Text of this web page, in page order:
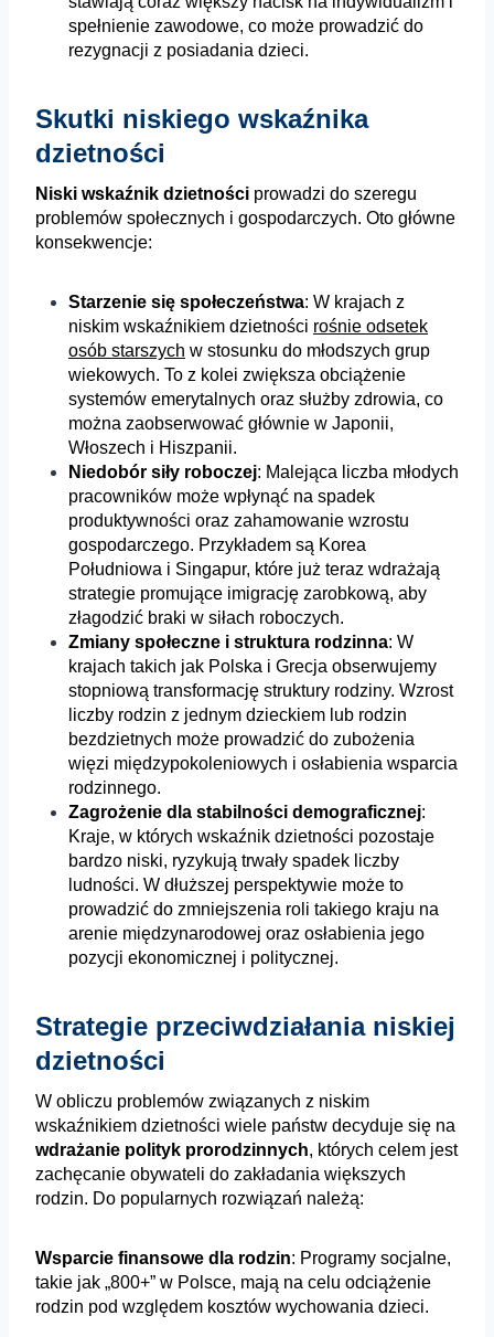
spełnienie zawodowe, co może prowadzić do
rezygnacji z posiadania dzieci.
Skutki niskiego wskaźnika
dzietności
Niski wskaźnik dzietności prowadzi do szeregu
problemów społecznych i gospodarczych. Oto główne
konsekwencje:
Starzenie się społeczeństwa: W krajach z
niskim wskaźnikiem dzietności rośnie odsetek
osób starszych w stosunku do młodszych grup
wiekowych. To z kolei zwiększa obciążenie
systemów emerytalnych oraz służby zdrowia, co
można zaobserwować głównie w Japonii,
Włoszech i Hiszpanii.
Niedobór siły roboczej: Malejąca liczba młodych
pracowników może wpłynąć na spadek
produktywności oraz zahamowanie wzrostu
gospodarczego. Przykładem są Korea
Południowa i Singapur, które już teraz wdrażają
strategie promujące imigrację zarobkową, aby
złagodzić braki w siłach roboczych.
Zmiany społeczne i struktura rodzinna: W
krajach takich jak Polska i Grecja obserwujemy
stopniową transformację struktury rodziny. Wzrost
liczby rodzin z jednym dzieckiem lub rodzin
bezdzietnych może prowadzić do zubożenia
więzi międzypokoleniowych i osłabienia wsparcia
rodzinnego.
Zagrożenie dla stabilności demograficznej:
Kraje, w których wskaźnik dzietności pozostaje
bardzo niski, ryzykują trwały spadek liczby
ludności. W dłuższej perspektywie może to
prowadzić do zmniejszenia roli takiego kraju na
arenie międzynarodowej oraz osłabienia jego
pozycji ekonomicznej i politycznej.
Strategie przeciwdziałania niskiej
dzietności
W obliczu problemów związanych z niskim
wskaźnikiem dzietności wiele państw decyduje się na
wdrażanie polityk prorodzinnych, których celem jest
zachęcanie obywateli do zakładania większych
rodzin. Do popularnych rozwiązań należą:
Wsparcie finansowe dla rodzin: Programy socjalne,
takie jak „800+” w Polsce, mają na celu odciążenie
rodzin pod względem kosztów wychowania dzieci.